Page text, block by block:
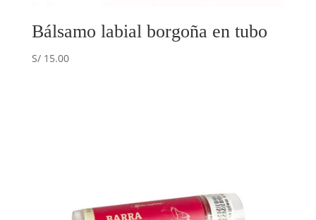
Bálsamo labial borgoña en tubo
S/15.00